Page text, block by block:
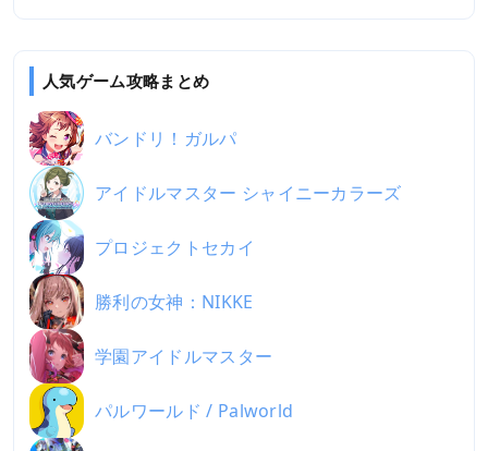
人気ゲーム攻略まとめ
バンドリ！ガルパ
アイドルマスター シャイニーカラーズ
プロジェクトセカイ
勝利の女神：NIKKE
学園アイドルマスター
パルワールド / Palworld